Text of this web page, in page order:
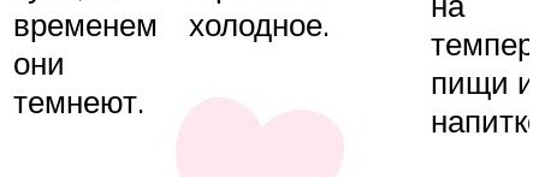
временем
они
темнеют.
холодное.
пищи и